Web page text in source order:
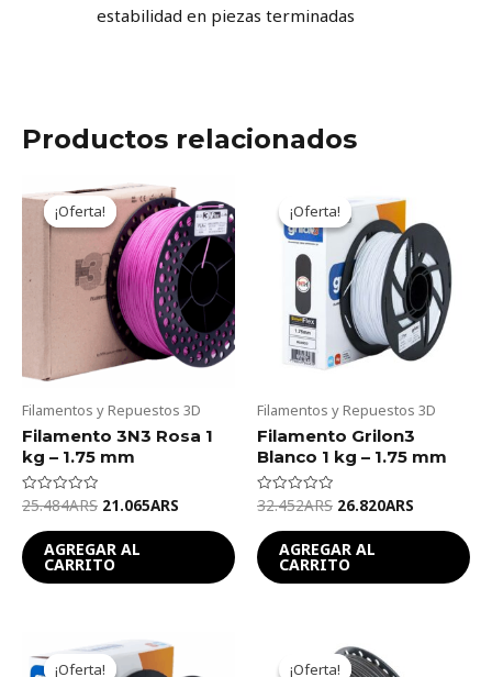
estabilidad en piezas terminadas
Productos relacionados
¡Oferta!
¡Oferta!
Filamentos y Repuestos 3D
Filamento 3N3 Rosa 1
kg – 1.75 mm
Valorado
en
de
5
25.484ARS
Original
price
was:
25.484ARS.
21.065ARS
price
is:
21.065ARS.
AGREGAR AL
CARRITO
¡Oferta!
¡Oferta!
Filamentos y Repuestos 3D
Filamento Grilon3
Blanco 1 kg – 1.75 mm
Valorado
en
de
5
32.452ARS
price
was:
32.452ARS.
26.820ARS
is:
AGREGAR AL
CARRITO
¡Oferta!
¡Oferta!
Original
price
¡Oferta!
¡Oferta!
price